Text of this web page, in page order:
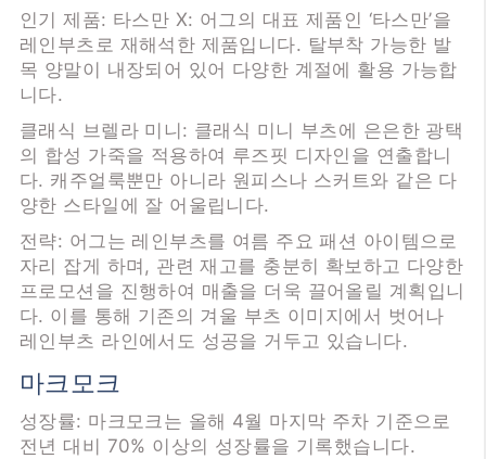
인기 제품: 타스만 X: 어그의 대표 제품인 ‘타스만’을
레인부츠로 재해석한 제품입니다. 탈부착 가능한 발
목 양말이 내장되어 있어 다양한 계절에 활용 가능합
니다.
클래식 브렐라 미니: 클래식 미니 부츠에 은은한 광택
의 합성 가죽을 적용하여 루즈핏 디자인을 연출합니
다. 캐주얼룩뿐만 아니라 원피스나 스커트와 같은 다
양한 스타일에 잘 어울립니다.
전략: 어그는 레인부츠를 여름 주요 패션 아이템으로
자리 잡게 하며, 관련 재고를 충분히 확보하고 다양한
프로모션을 진행하여 매출을 더욱 끌어올릴 계획입니
다. 이를 통해 기존의 겨울 부츠 이미지에서 벗어나
레인부츠 라인에서도 성공을 거두고 있습니다.
마크모크
성장률: 마크모크는 올해 4월 마지막 주차 기준으로
전년 대비 70% 이상의 성장률을 기록했습니다.